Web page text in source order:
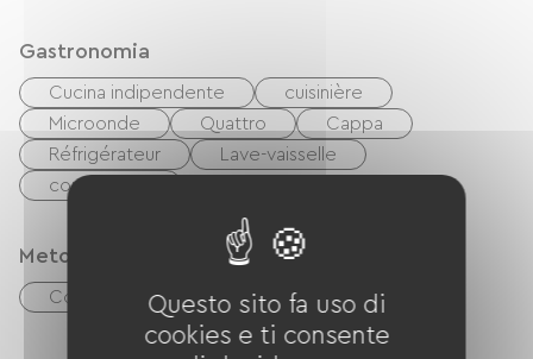
Gastronomia
Cucina indipendente
cuisinière
Microonde
Quattro
Cappa
Réfrigérateur
Lave-vaisselle
congélateur
Metodi di pagamento
Controlli contanti
Questo sito fa uso di
cookies e ti consente